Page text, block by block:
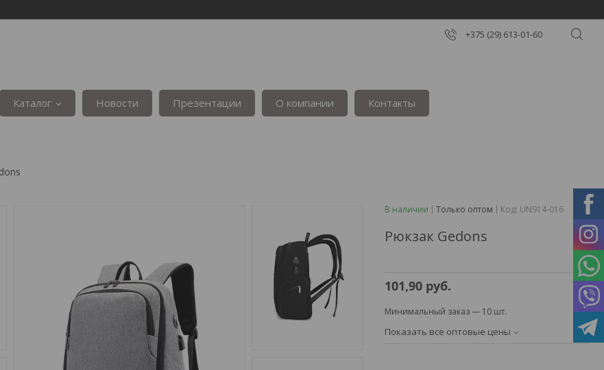
+375 (29) 613-01-60
Каталог Новости Презентации О компании Контакты
В наличии Только оптом Код: UN914-016
Рюкзак Gedons
101,90 руб.
Минимальный заказ — 10 шт.
Показать все оптовые цены